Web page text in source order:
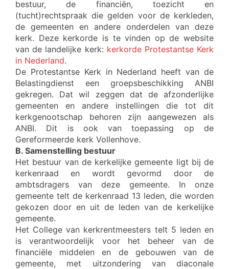
bestuur, de financiën, toezicht en
(tucht)rechtspraak die gelden voor de kerkleden,
de gemeenten en andere onderdelen van deze
kerk. Deze kerkorde is te vinden op de website
van de landelijke kerk: kerkorde Protestantse Kerk
in Nederland.
De Protestantse Kerk in Nederland heeft van de
Belastingdienst een groepsbeschikking ANBI
gekregen. Dat wil zeggen dat de afzonderlijke
gemeenten en andere instellingen die tot dit
kerkgenootschap behoren zijn aangewezen als
ANBI. Dit is ook van toepassing op de
Gereformeerde kerk Vollenhove.
B. Samenstelling bestuur
Het bestuur van de kerkelijke gemeente ligt bij de
kerkenraad en wordt gevormd door de
ambtsdragers van deze gemeente. In onze
gemeente telt de kerkenraad 13 leden, die worden
gekozen door en uit de leden van de kerkelijke
gemeente.
Het College van kerkrentmeesters telt 5 leden en
is verantwoordelijk voor het beheer van de
financiële middelen en de gebouwen van de
gemeente, met uitzondering van diaconale